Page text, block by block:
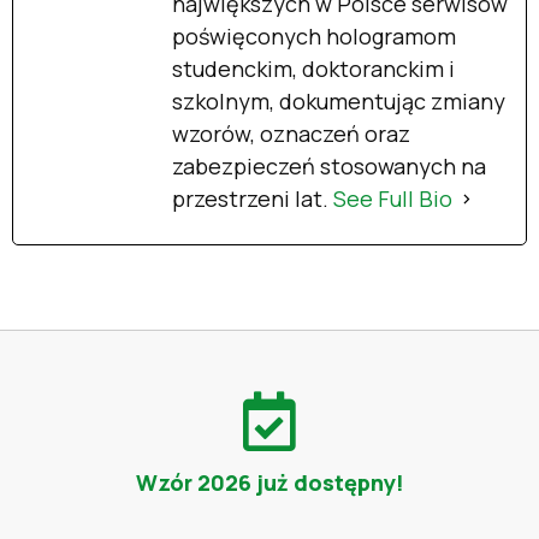
poświęconych hologramom
studenckim, doktoranckim i
szkolnym, dokumentując zmiany
wzorów, oznaczeń oraz
zabezpieczeń stosowanych na
przestrzeni lat. See Full Bio
Wzór 2026 już dostępny!